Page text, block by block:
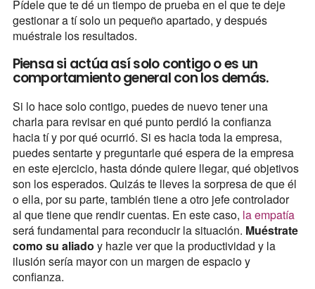
Pídele que te dé un tiempo de prueba en el que te deje
gestionar a tí solo un pequeño apartado, y después
muéstrale los resultados.
Piensa si actúa así solo contigo o es un
comportamiento general con los demás.
Si lo hace solo contigo, puedes de nuevo tener una
charla para revisar en qué punto perdió la confianza
hacia tí y por qué ocurrió. Si es hacia toda la empresa,
puedes sentarte y preguntarle qué espera de la empresa
en este ejercicio, hasta dónde quiere llegar, qué objetivos
son los esperados. Quizás te lleves la sorpresa de que él
o ella, por su parte, también tiene a otro jefe controlador
al que tiene que rendir cuentas. En este caso, la empatía
será fundamental para reconducir la situación. Muéstrate
como su aliado y hazle ver que la productividad y la
ilusión sería mayor con un margen de espacio y
confianza.